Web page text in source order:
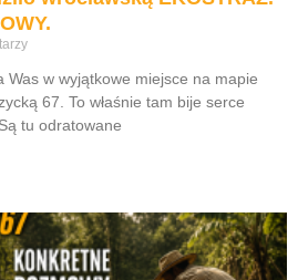
Was w wyjątkowe miejsce na mapie
67. To właśnie tam bije serce
tu odratowane